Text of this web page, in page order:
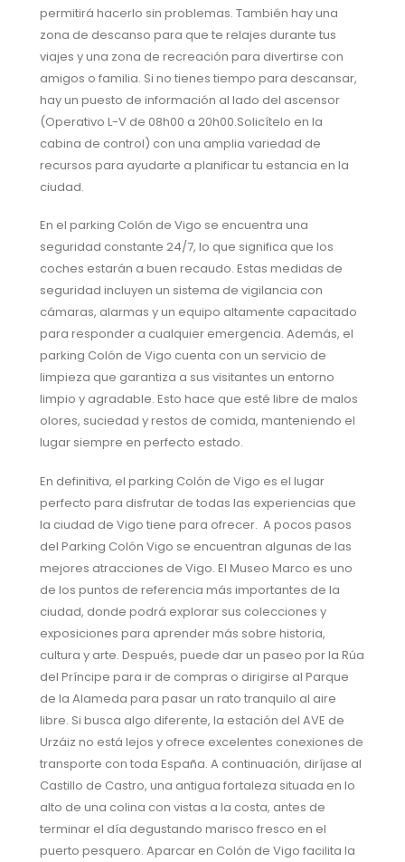
permitirá hacerlo sin problemas. También hay una
zona de descanso para que te relajes durante tus
viajes y una zona de recreación para divertirse con
amigos o familia. Si no tienes tiempo para descansar,
hay un puesto de información al lado del ascensor
(Operativo L-V de 08h00 a 20h00.Solicítelo en la
cabina de control) con una amplia variedad de
recursos para ayudarte a planificar tu estancia en la
ciudad.
En el parking Colón de Vigo se encuentra una
seguridad constante 24/7, lo que significa que los
coches estarán a buen recaudo. Estas medidas de
seguridad incluyen un sistema de vigilancia con
cámaras, alarmas y un equipo altamente capacitado
para responder a cualquier emergencia. Además, el
parking Colón de Vigo cuenta con un servicio de
limpieza que garantiza a sus visitantes un entorno
limpio y agradable. Esto hace que esté libre de malos
olores, suciedad y restos de comida, manteniendo el
lugar siempre en perfecto estado.
En definitiva, el parking Colón de Vigo es el lugar
perfecto para disfrutar de todas las experiencias que
la ciudad de Vigo tiene para ofrecer. A pocos pasos
del Parking Colón Vigo se encuentran algunas de las
mejores atracciones de Vigo. El Museo Marco es uno
de los puntos de referencia más importantes de la
ciudad, donde podrá explorar sus colecciones y
exposiciones para aprender más sobre historia,
cultura y arte. Después, puede dar un paseo por la Rúa
del Príncipe para ir de compras o dirigirse al Parque
de la Alameda para pasar un rato tranquilo al aire
libre. Si busca algo diferente, la estación del AVE de
Urzáiz no está lejos y ofrece excelentes conexiones de
transporte con toda España. A continuación, diríjase al
Castillo de Castro, una antigua fortaleza situada en lo
alto de una colina con vistas a la costa, antes de
terminar el día degustando marisco fresco en el
puerto pesquero. Aparcar en Colón de Vigo facilita la